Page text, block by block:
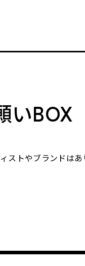
いBOX
ストやブランドは